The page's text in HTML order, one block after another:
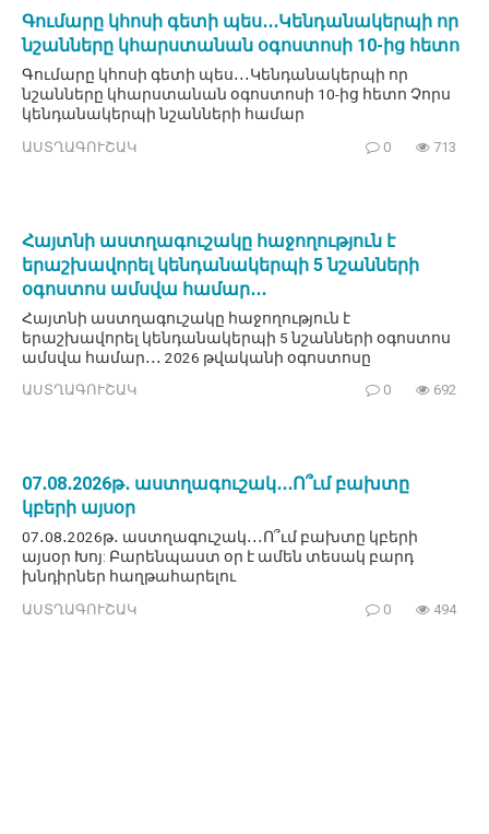
Գումարը կհոսի գետի պես․․․Կենդանակերպի որ
նշանները կհարստանան օգոստոսի 10-ից հետո
Գումարը կհոսի գետի պես․․․Կենդանակերպի որ
նշանները կհարստանան օգոստոսի 10-ից հետո Չորս
կենդանակերպի նշանների համար
ԱՍՏՂԱԳՈՒՇԱԿ 0 713
Հայտնի աստղագուշակը հաջողություն է
երաշխավորել կենդանակերպի 5 նշանների
օգոստոս ամսվա համար․․․
Հայտնի աստղագուշակը հաջողություն է
երաշխավորել կենդանակերպի 5 նշանների օգոստոս
ամսվա համար․․․ 2026 թվականի օգոստոսը
ԱՍՏՂԱԳՈՒՇԱԿ 0 692
07․08․2026թ․ աստղագուշակ․․․Ո՞ւմ բախտը
կբերի այսօր
07․08․2026թ․ աստղագուշակ․․․Ո՞ւմ բախտը կբերի
այսօր Խոյ: Բարենպաստ օր է ամեն տեսակ բարդ
խնդիրներ հաղթահարելու
ԱՍՏՂԱԳՈՒՇԱԿ 0 494